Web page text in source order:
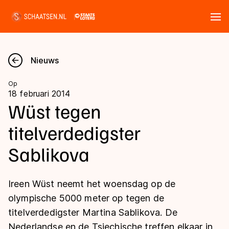
Nieuws
Kalender
Disciplines
Marathon
Inlineskaten
Uitslagen
Langebaan
Shorttrack
Marathon
Tijden & historie
Ranglijsten Langebaan
Nieuws
Op
18 februari 2014
Wüst tegen
titelverdedigster
Sablikova
Ireen Wüst neemt het woensdag op de
olympische 5000 meter op tegen de
titelverdedigster Martina Sablikova. De
Nederlandse en de Tsjechische treffen elkaar in